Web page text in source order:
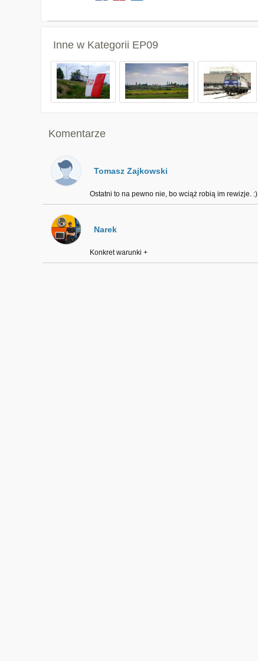
Inne w Kategorii EP09
Komentarze
Tomasz Zajkowski
Ostatni to na pewno nie, bo wciąż robią im rewizje. :)
Narek
Konkret warunki +